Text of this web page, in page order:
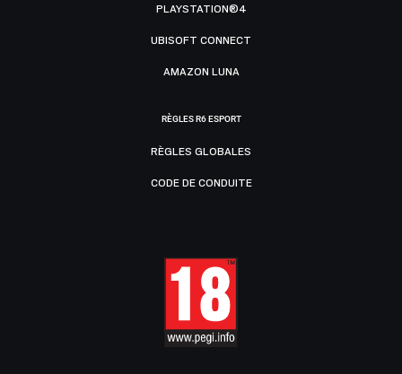
PLAYSTATION®4
UBISOFT CONNECT
AMAZON LUNA
RÈGLES R6 ESPORT
RÈGLES GLOBALES
CODE DE CONDUITE